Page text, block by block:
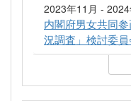
2023年11月 - 2024
内閣府男女共同
況調査」検討委